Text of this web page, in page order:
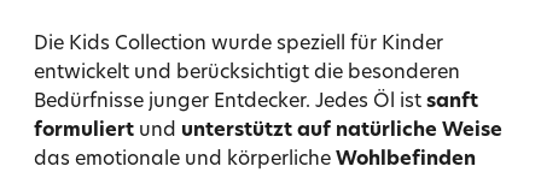
Die Kids Collection wurde speziell für Kinder
entwickelt und berücksichtigt die besonderen
Bedürfnisse junger Entdecker. Jedes Öl ist sanft
formuliert und unterstützt auf natürliche Weise
das emotionale und körperliche Wohlbefinden